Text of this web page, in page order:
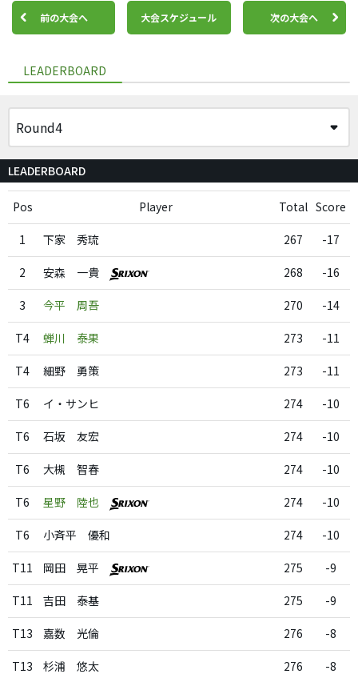
前の大会へ 大会スケジュール 次の大会へ
LEADERBOARD
LEADERBOARD
Pos Player Total Score
1 下家 秀琉 267 -17
2 安森 一貴 268 -16
3 今平 周吾 270 -14
T4 蝉川 泰果 273 -11
T4 細野 勇策 273 -11
T6 イ・サンヒ 274 -10
T6 石坂 友宏 274 -10
T6 大槻 智春 274 -10
T6 星野 陸也 274 -10
T6 小斉平 優和 274 -10
T11 岡田 晃平 275 -9
T11 吉田 泰基 275 -9
T13 嘉数 光倫 276 -8
T13 杉浦 悠太 276 -8